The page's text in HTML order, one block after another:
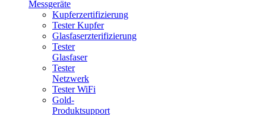
Messgeräte
Kupferzertifizierung
Tester Kupfer
Glasfaserzterifizierung
Tester
Glasfaser
Tester
Netzwerk
Tester WiFi
Gold-
Produktsupport